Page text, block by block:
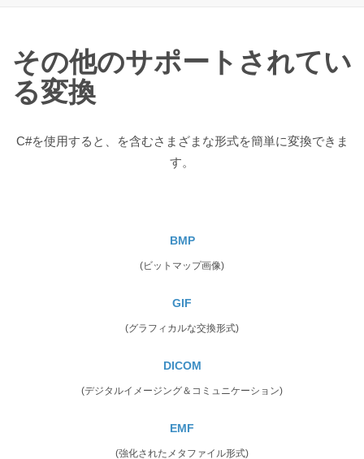
その他のサポートされてい
る変換
C#を使用すると、を含むさまざまな形式を簡単に変換できま
す。
BMP
(ビットマップ画像)
GIF
(グラフィカルな交換形式)
DICOM
(デジタルイメージング＆コミュニケーション)
EMF
(強化されたメタファイル形式)